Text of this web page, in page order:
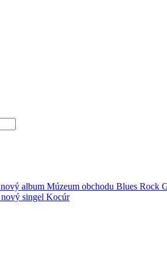
nový album Múzeum obchodu Blues Rock
nový singel Kocúr